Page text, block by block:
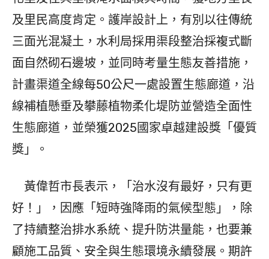
及里民高度肯定。護岸設計上，有別以往傳統
三面光混凝土，水利局採用渠段整治採複式斷
面自然砌石邊坡，並同時考量生態友善措施，
計畫渠道全線每50公尺一處設置生態廊道，沿
線補植懸垂及攀藤植物柔化堤防並營造全面性
生態廊道，並榮獲2025國家卓越建設獎「優質
獎」。
黃偉哲市長表示，「治水沒有最好，只有更
好！」，因應「短時強降雨的氣候型態」，除
了持續整治排水系統、提升防洪量能，也要兼
顧施工品質、安全與生態環境永續發展。期許